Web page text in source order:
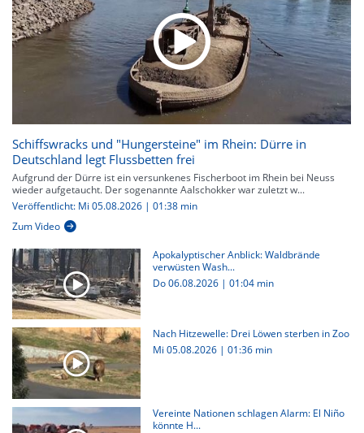
Schiffswracks und "Hungersteine" im Rhein: Dürre in
Deutschland legt Flussbetten frei
Aufgrund der Dürre ist ein versunkenes Fischerboot im Rhein bei Neuss
wieder aufgetaucht. Der sogenannte Aalschokker war zuletzt w...
Veröffentlicht: Mi 05.08.2026 | 01:38 min
Zum Video
Apokalyptischer Anblick: Waldbrände
verwüsten Wash...
Do 06.08.2026 | 01:04 min
Nach Hitzewelle: Drei Löwen sterben in Zoo
Mi 05.08.2026 | 01:36 min
Vereinte Nationen schlagen Alarm: El Niño
könnte H...